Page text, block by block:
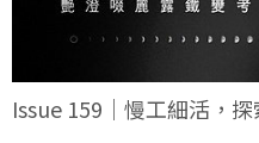
Issue 159｜慢工細活，